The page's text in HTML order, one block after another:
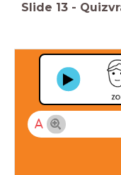
Slide 13 -
A